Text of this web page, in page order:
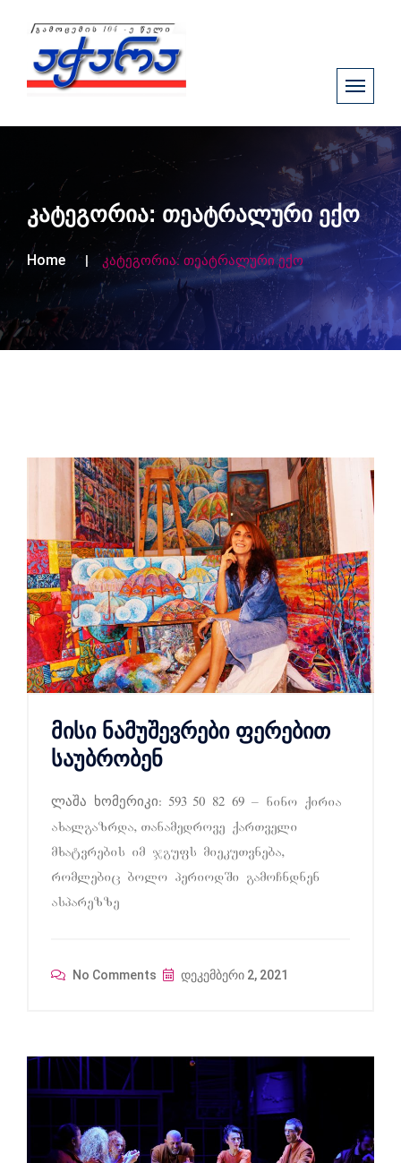
კატეგორია: თეატრალური ექო
Home კატეგორია: თეატრალური ექო
მისი ნამუშევრები ფერებით
საუბრობენ
ლაშა ხომერიკი: 593 50 82 69 – nino qiria
axalgazrda, Tanamedrove qarTveli
mxatvrebis im jgufs miekuTvneba,
romlebic bolo periodSi gamoCndnen
asparezze
No Comments დეკემბერი 2, 2021